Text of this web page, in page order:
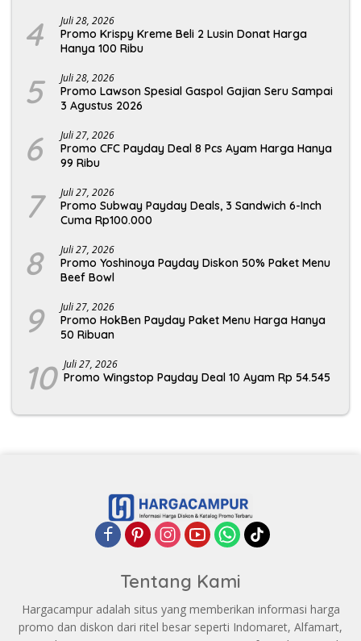
4 Juli 28, 2026
Promo Krispy Kreme Beli 2 Lusin Donat Harga
Hanya 100 Ribu
5 Juli 28, 2026
Promo Lawson Spesial Gaspol Gajian Seru Sampai
3 Agustus 2026
6 Juli 27, 2026
Promo CFC Payday Deal 8 Pcs Ayam Harga Hanya
99 Ribu
7 Juli 27, 2026
Promo Subway Payday Deals, 3 Sandwich 6-Inch
Cuma Rp100.000
8 Juli 27, 2026
Promo Yoshinoya Payday Diskon 50% Paket Menu
Beef Bowl
9 Juli 27, 2026
Promo HokBen Payday Paket Menu Harga Hanya
50 Ribuan
10 Juli 27, 2026
Promo Wingstop Payday Deal 10 Ayam Rp 54.545
Tentang Kami
Hargacampur adalah situs yang memberikan informasi harga
promo dan diskon dari ritel besar seperti Indomaret, Alfamart,